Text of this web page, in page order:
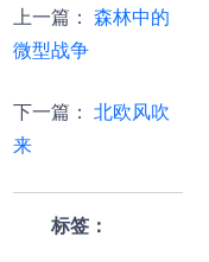
上一篇 ：森林中的
微型战争
下一篇 ：北欧风吹
来
标签：